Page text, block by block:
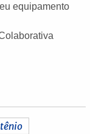
equipamento